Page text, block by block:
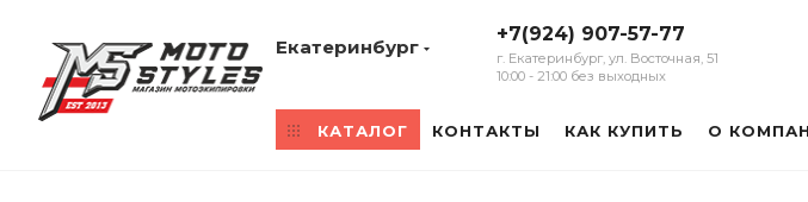
Екатеринбург
+7(924) 907-57-77
г. Екатеринбург, ул. Восточная, 51
10:00 - 21:00 без выходных
КАТАЛОГ КОНТАКТЫ КАК КУПИТЬ О